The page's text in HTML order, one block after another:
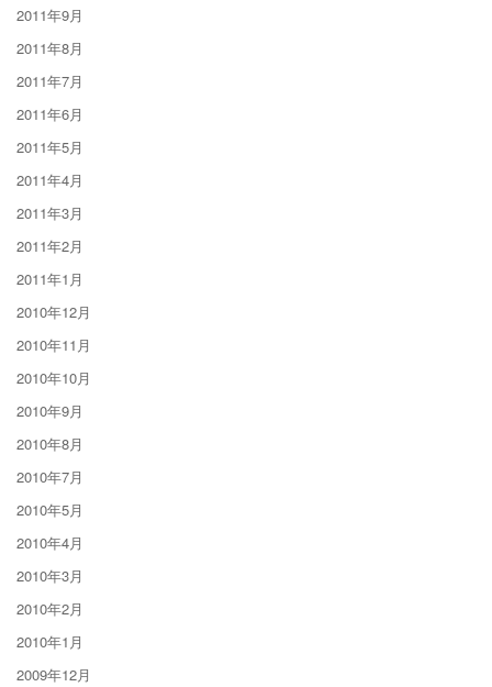
2011年9月
2011年8月
2011年7月
2011年6月
2011年5月
2011年4月
2011年3月
2011年2月
2011年1月
2010年12月
2010年11月
2010年10月
2010年9月
2010年8月
2010年7月
2010年5月
2010年4月
2010年3月
2010年2月
2010年1月
2009年12月